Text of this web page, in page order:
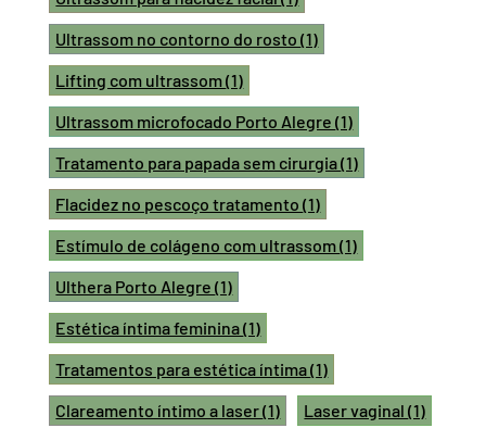
Ultrassom no contorno do rosto(1)
Lifting com ultrassom(1)
Ultrassom microfocado Porto Alegre(1)
Tratamento para papada sem cirurgia(1)
Flacidez no pescoço tratamento(1)
Estímulo de colágeno com ultrassom(1)
Ulthera Porto Alegre(1)
Estética íntima feminina(1)
Tratamentos para estética íntima(1)
Clareamento íntimo a laser(1) Laser vaginal(1)